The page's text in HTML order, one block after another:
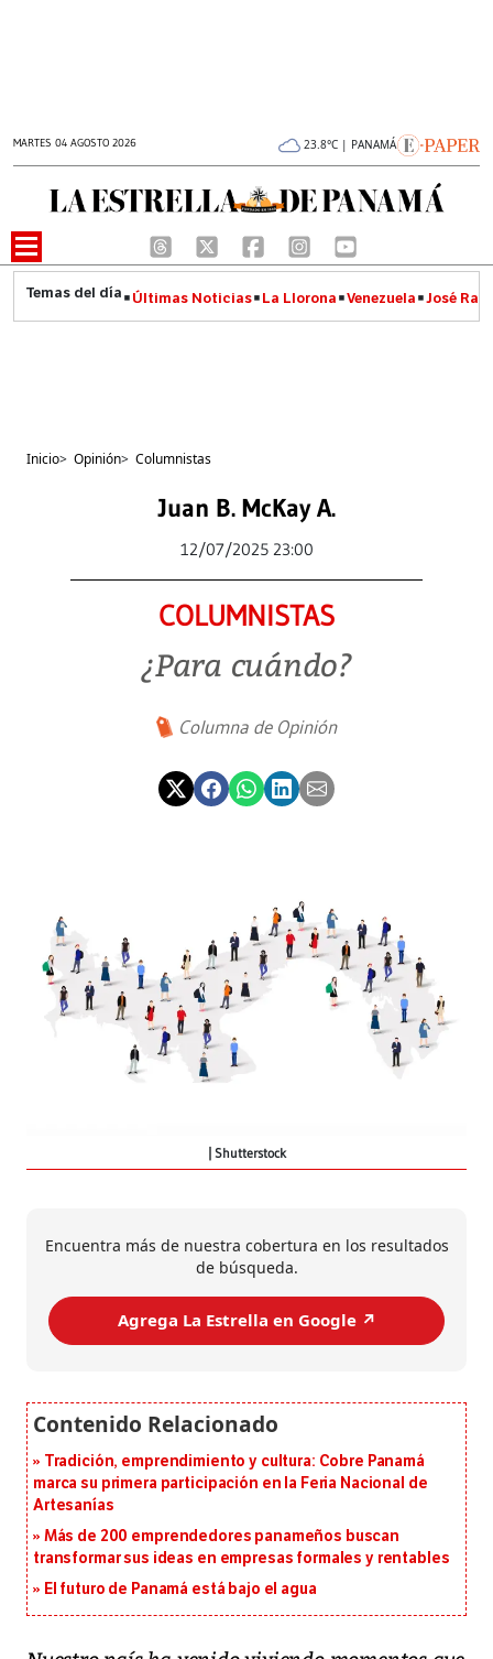
MARTES 04 AGOSTO 2026 23.8°C | PANAMÁ
Últimas Noticias La Llorona Venezuela José
Inicio> Opinión> Columnistas
Juan B. McKay A.
12/07/2025 23:00
COLUMNISTAS
¿Para cuándo?
Columna de Opinión
Shutterstock
Encuentra más de nuestra cobertura en los resultados
de búsqueda.
Agrega La Estrella en Google ↗️
Tradición, emprendimiento y cultura: Cobre Panamá
marca su primera participación en la Feria Nacional de
Artesanías
Más de 200 emprendedores panameños buscan
transformar sus ideas en empresas formales y rentables
El futuro de Panamá está bajo el agua